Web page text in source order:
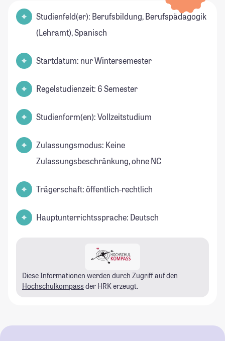
Studienfeld(er): Berufsbildung, Berufspädagogik
(Lehramt), Spanisch
Startdatum: nur Wintersemester
Regelstudienzeit: 6 Semester
Studienform(en): Vollzeitstudium
Zulassungsmodus: Keine
Zulassungsbeschränkung, ohne NC
Trägerschaft: öffentlich-rechtlich
Hauptunterrichtssprache: Deutsch
Diese Informationen werden durch Zugriff auf den
Hochschulkompass der HRK erzeugt.